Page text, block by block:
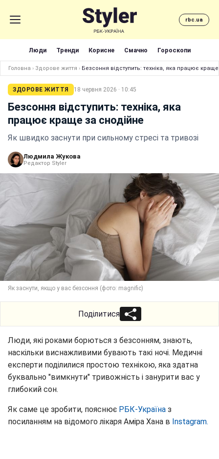
rbc.ua
Люди Тренди Корисне Смачно Гороскопи
Головна › Здорове життя › Безсоння відступить: техніка, яка працює
ЗДОРОВЕ ЖИТТЯ 18 червня 2026 · 10:45
Безсоння відступить: техніка, яка
працює краще за снодійне
Як швидко заснути при сильному стресі та тривозі
Людмила Жукова
Редактор Styler
Як заснути, якщо у вас безсоння (фото: magnific)
Поділитися
Люди, які роками борються з безсонням, знають,
наскільки виснажливими бувають такі ночі. Медичні
експерти поділилися простою технікою, яка здатна
буквально "вимкнути" тривожність і занурити вас у
глибокий сон.
Як саме це зробити, пояснює РБК-Україна з
посиланням на відомого лікаря Аміра Хана в Instagram.